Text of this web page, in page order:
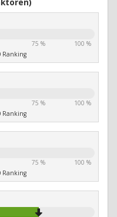
75 %
100 %
Ranking
75 %
100 %
Ranking
75 %
100 %
Ranking